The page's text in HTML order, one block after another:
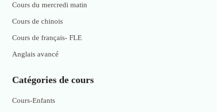
Cours du mercredi matin
Cours de chinois
Cours de français- FLE
Anglais avancé
Catégories de cours
Cours-Enfants